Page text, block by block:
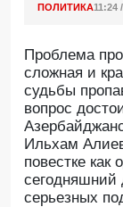
ПОЛИТИКА11:24
Проблема
сложная и
судьбы
вопрос
Ильхам
повестке
сегодняшний
серьезных